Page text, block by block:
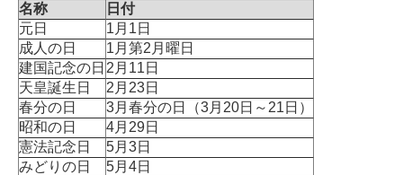
名称
日付
元日
1月1日
成人の日
1月第2月曜日
建国記念の日 2月11日
天皇誕生日
2月23日
春分の日
3月春分の日（3月20日～21日）
昭和の日
4月29日
憲法記念日
5月3日
みどりの日
5月4日